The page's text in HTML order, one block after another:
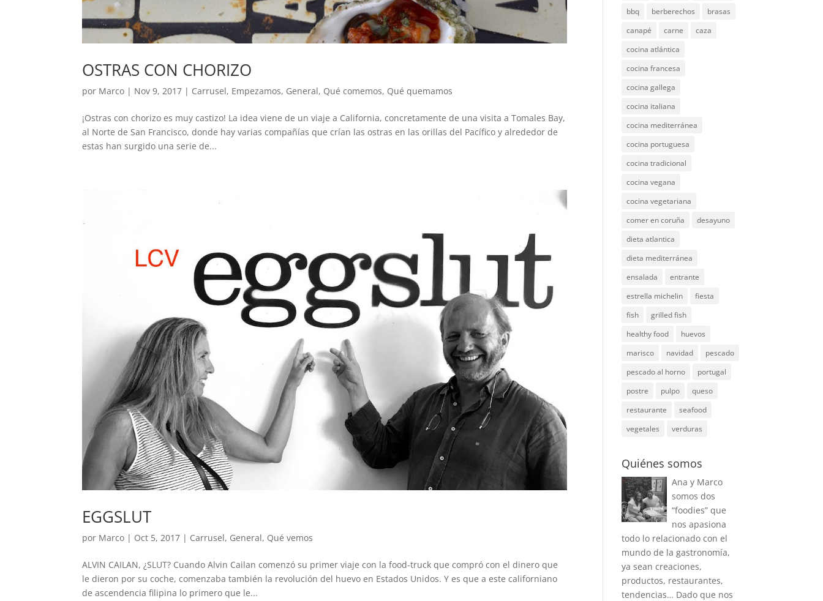
OSTRAS CON CHORIZO
por Marco | Nov 9, 2017 | Carrusel, Empezamos, General, Qué comemos, Qué quemamos
¡Ostras con chorizo es muy castizo! La idea viene de un viaje a California, concretamente de una visita a Tomales Bay,
al Norte de San Francisco, donde hay varias compañías que crían las ostras en las orillas del Pacífico y alrededor de
estas han surgido una serie de...
EGGSLUT
por Marco | Oct 5, 2017 | Carrusel, General, Qué vemos
ALVIN CAILAN, ¿SLUT? Cuando Alvin Cailan comenzó su primer viaje con la food-truck que compró con el dinero que
le dieron por su coche, comenzaba también la revolución del huevo en Estados Unidos. Y es que a este californiano
de ascendencia filipina lo primero que le...
bbq
berberechos
brasas
canapé
carne
caza
cocina atlántica
cocina francesa
cocina gallega
cocina italiana
cocina mediterránea
cocina portuguesa
cocina tradicional
cocina vegana
cocina vegetariana
comer en coruña
desayuno
dieta atlantica
dieta mediterránea
ensalada
entrante
estrella michelin
fiesta
fish
grilled fish
healthy food
huevos
marisco
navidad
pescado
pescado al horno
portugal
postre
pulpo
queso
restaurante
seafood
vegetales
verduras
Quiénes somos
Ana y Marco
somos dos
“foodies” que
nos apasiona
todo lo relacionado con el
mundo de la gastronomía,
ya sean creaciones,
productos, restaurantes,
tendencias… Dado que nos